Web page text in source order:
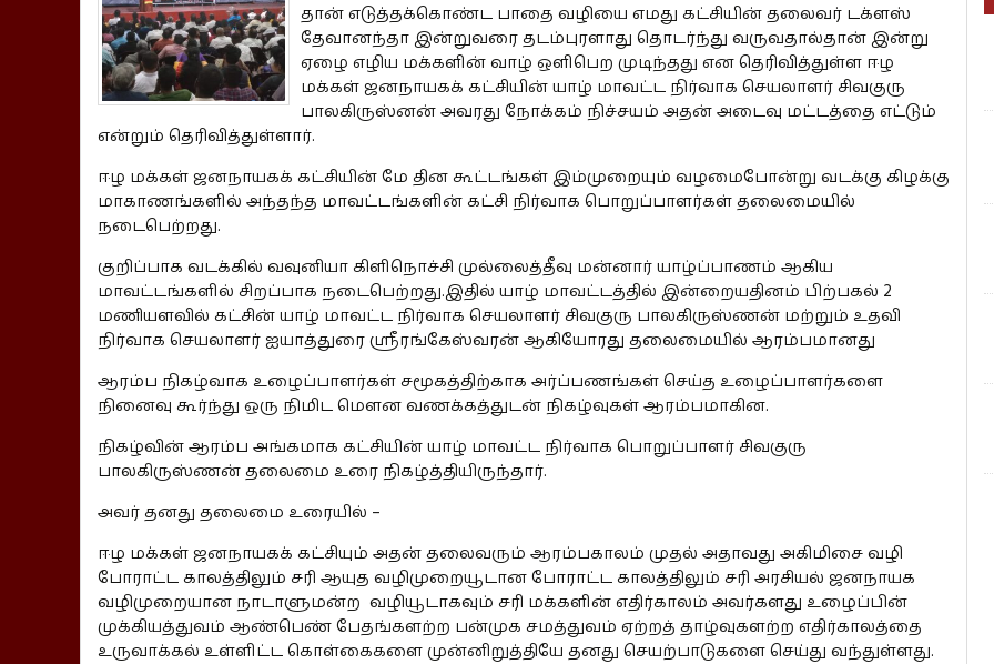
தான் எடுத்தக்கொண்ட பாதை வழியை எமது கட்சியின் தலைவர் டக்ளஸ்
தேவானந்தா இன்றுவரை தடம்புரளாது தொடர்ந்து வருவதால்தான் இன்று
ஏழை எழிய மக்களின் வாழ் ஒளிபெற முடிந்தது என தெரிவித்துள்ள ஈழ
மக்கள் ஜனநாயகக் கட்சியின் யாழ் மாவட்ட நிர்வாக செயலாளர் சிவகுரு
பாலகிருஸ்னன் அவரது நோக்கம் நிச்சயம் அதன் அடைவு மட்டத்தை எட்டும்
என்றும் தெரிவித்துள்ளார்.
ஈழ மக்கள் ஜனநாயகக் கட்சியின் மே தின கூட்டங்கள் இம்முறையும் வழமைபோன்று வடக்கு கிழக்கு
மாகாணங்களில் அந்தந்த மாவட்டங்களின் கட்சி நிர்வாக பொறுப்பாளர்கள் தலைமையில்
நடைபெற்றது.
குறிப்பாக வடக்கில் வவுனியா கிளிநொச்சி முல்லைத்தீவு மன்னார் யாழ்ப்பாணம் ஆகிய
மாவட்டங்களில் சிறப்பாக நடைபெற்றது.இதில் யாழ் மாவட்டத்தில் இன்றையதினம் பிற்பகல் 2
மணியளவில் கட்சின் யாழ் மாவட்ட நிர்வாக செயலாளர் சிவகுரு பாலகிருஸ்ணன் மற்றும் உதவி
நிர்வாக செயலாளர் ஐயாத்துரை ஶ்ரீரங்கேஸ்வரன் ஆகியோரது தலைமையில் ஆரம்பமானது
ஆரம்ப நிகழ்வாக உழைப்பாளர்கள் சமூகத்திற்காக அர்ப்பணங்கள் செய்த உழைப்பாளர்களை
நினைவு கூர்ந்து ஒரு நிமிட மௌன வணக்கத்துடன் நிகழ்வுகள் ஆரம்பமாகின.
நிகழ்வின் ஆரம்ப அங்கமாக கட்சியின் யாழ் மாவட்ட நிர்வாக பொறுப்பாளர் சிவகுரு
பாலகிருஸ்ணன் தலைமை உரை நிகழ்த்தியிருந்தார்.
அவர் தனது தலைமை உரையில் –
ஈழ மக்கள் ஜனநாயகக் கட்சியும் அதன் தலைவரும் ஆரம்பகாலம் முதல் அதாவது அகிமிசை வழி
போராட்ட காலத்திலும் சரி ஆயுத வழிமுறையூடான போராட்ட காலத்திலும் சரி அரசியல் ஜனநாயக
வழிமுறையான நாடாளுமன்ற வழியூடாகவும் சரி மக்களின் எதிர்காலம் அவர்களது உழைப்பின்
முக்கியத்துவம் ஆண்பெண் பேதங்களற்ற பன்முக சமத்துவம் ஏற்றத் தாழ்வுகளற்ற எதிர்காலத்தை
உருவாக்கல் உள்ளிட்ட கொள்கைகளை முன்னிறுத்தியே தனது செயற்பாடுகளை செய்து வந்துள்ளது.